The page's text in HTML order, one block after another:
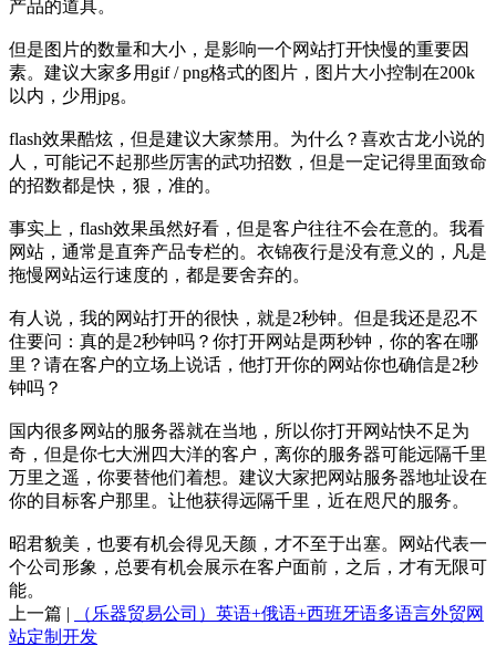
产品的道具。
但是图片的数量和大小，是影响一个网站打开快慢的重要因
素。建议大家多用gif / png格式的图片，图片大小控制在200k
以内，少用jpg。
flash效果酷炫，但是建议大家禁用。为什么？喜欢古龙小说的
人，可能记不起那些厉害的武功招数，但是一定记得里面致命
的招数都是快，狠，准的。
事实上，flash效果虽然好看，但是客户往往不会在意的。我看
网站，通常是直奔产品专栏的。衣锦夜行是没有意义的，凡是
拖慢网站运行速度的，都是要舍弃的。
有人说，我的网站打开的很快，就是2秒钟。但是我还是忍不
住要问：真的是2秒钟吗？你打开网站是两秒钟，你的客在哪
里？请在客户的立场上说话，他打开你的网站你也确信是2秒
钟吗？
国内很多网站的服务器就在当地，所以你打开网站快不足为
奇，但是你七大洲四大洋的客户，离你的服务器可能远隔千里
万里之遥，你要替他们着想。建议大家把网站服务器地址设在
你的目标客户那里。让他获得远隔千里，近在咫尺的服务。
昭君貌美，也要有机会得见天颜，才不至于出塞。网站代表一
个公司形象，总要有机会展示在客户面前，之后，才有无限可
能。
上一篇 |
（乐器贸易公司）英语+俄语+西班牙语多语言外贸网
站定制开发